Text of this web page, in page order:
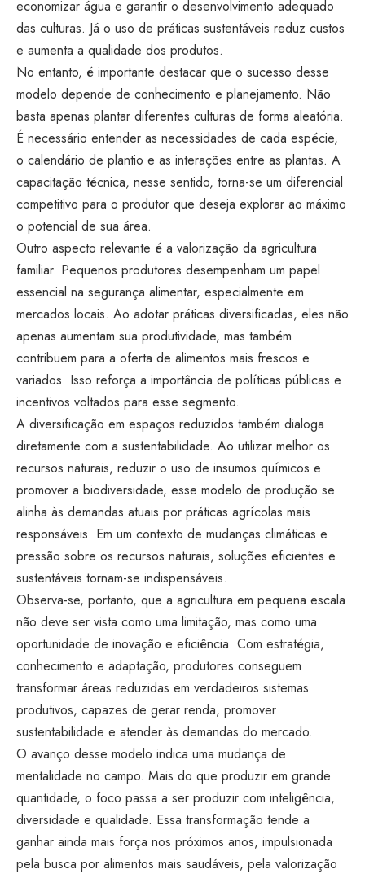
economizar água e garantir o desenvolvimento adequado
das culturas. Já o uso de práticas sustentáveis reduz custos
e aumenta a qualidade dos produtos.
No entanto, é importante destacar que o sucesso desse
modelo depende de conhecimento e planejamento. Não
basta apenas plantar diferentes culturas de forma aleatória.
É necessário entender as necessidades de cada espécie,
o calendário de plantio e as interações entre as plantas. A
capacitação técnica, nesse sentido, torna-se um diferencial
competitivo para o produtor que deseja explorar ao máximo
o potencial de sua área.
Outro aspecto relevante é a valorização da agricultura
familiar. Pequenos produtores desempenham um papel
essencial na segurança alimentar, especialmente em
mercados locais. Ao adotar práticas diversificadas, eles não
apenas aumentam sua produtividade, mas também
contribuem para a oferta de alimentos mais frescos e
variados. Isso reforça a importância de políticas públicas e
incentivos voltados para esse segmento.
A diversificação em espaços reduzidos também dialoga
diretamente com a sustentabilidade. Ao utilizar melhor os
recursos naturais, reduzir o uso de insumos químicos e
promover a biodiversidade, esse modelo de produção se
alinha às demandas atuais por práticas agrícolas mais
responsáveis. Em um contexto de mudanças climáticas e
pressão sobre os recursos naturais, soluções eficientes e
sustentáveis tornam-se indispensáveis.
Observa-se, portanto, que a agricultura em pequena escala
não deve ser vista como uma limitação, mas como uma
oportunidade de inovação e eficiência. Com estratégia,
conhecimento e adaptação, produtores conseguem
transformar áreas reduzidas em verdadeiros sistemas
produtivos, capazes de gerar renda, promover
sustentabilidade e atender às demandas do mercado.
O avanço desse modelo indica uma mudança de
mentalidade no campo. Mais do que produzir em grande
quantidade, o foco passa a ser produzir com inteligência,
diversidade e qualidade. Essa transformação tende a
ganhar ainda mais força nos próximos anos, impulsionada
pela busca por alimentos mais saudáveis, pela valorização